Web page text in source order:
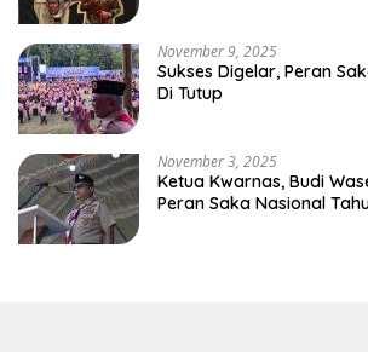
November 9, 2025
Sukses Digelar, Peran
Di Tutup
November 3, 2025
Ketua Kwarnas, Budi
Peran Saka Nasional